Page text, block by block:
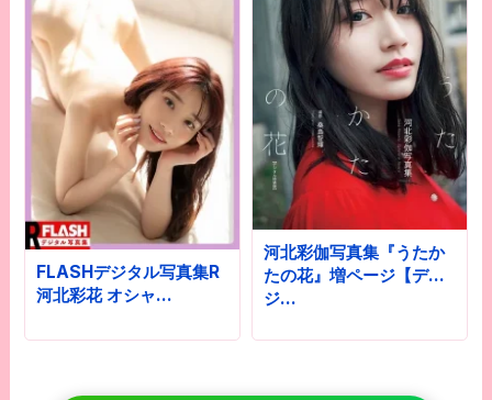
FLASHデジタル写真集R
河北彩花 オシャ…
河北彩伽写真集『うたか
たの花』増ページ【デ
ジ…